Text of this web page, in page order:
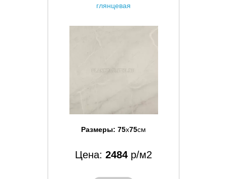
глянцевая
Размеры: 75x75см
Цена: 2484 р/м2